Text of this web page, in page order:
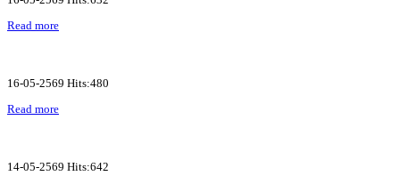
Read more
16-05-2569 Hits:480
Read more
14-05-2569 Hits:642